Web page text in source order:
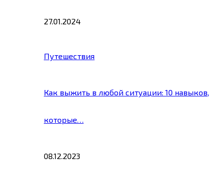
27.01.2024
Путешествия
Как выжить в любой ситуации: 10 навыков,
которые…
08.12.2023